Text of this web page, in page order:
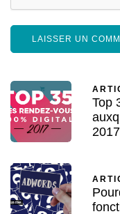
Top
2017